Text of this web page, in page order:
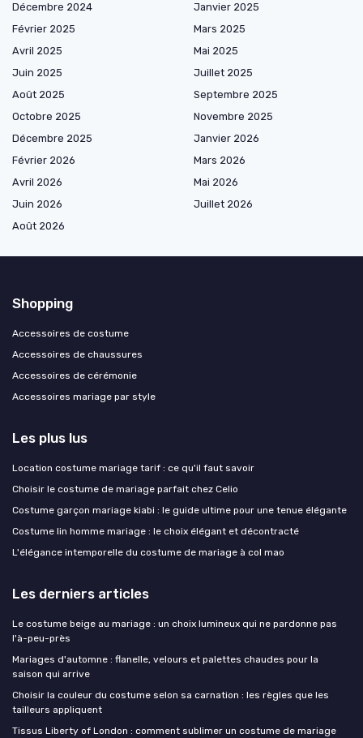
Décembre 2024
Janvier 2025
Février 2025
Mars 2025
Avril 2025
Mai 2025
Juin 2025
Juillet 2025
Août 2025
Septembre 2025
Octobre 2025
Novembre 2025
Décembre 2025
Janvier 2026
Février 2026
Mars 2026
Avril 2026
Mai 2026
Juin 2026
Juillet 2026
Août 2026
Shopping
Accessoires de costume
Accessoires de chaussures
Accessoires de cérémonie
Accessoires mariage par style
Les plus lus
Location costume mariage tarif : ce qu'il faut savoir
Choisir le costume de mariage parfait chez Celio
Costume garçon mariage kiabi : le guide ultime pour une tenue élégante
Costume lin homme mariage : le choix élégant et décontracté
L'élégance intemporelle du costume de mariage à col mao
Les derniers articles
Le costume beige au mariage : un choix lumineux qui ne pardonne pas
l'à-peu-près
Mariages d'automne : flanelle, velours et palettes chaudes pour la
saison qui arrive
Choisir la couleur du costume selon sa carnation : les règles que les
tailleurs appliquent
Tissus Liberty of London : comment sublimer un costume de mariage